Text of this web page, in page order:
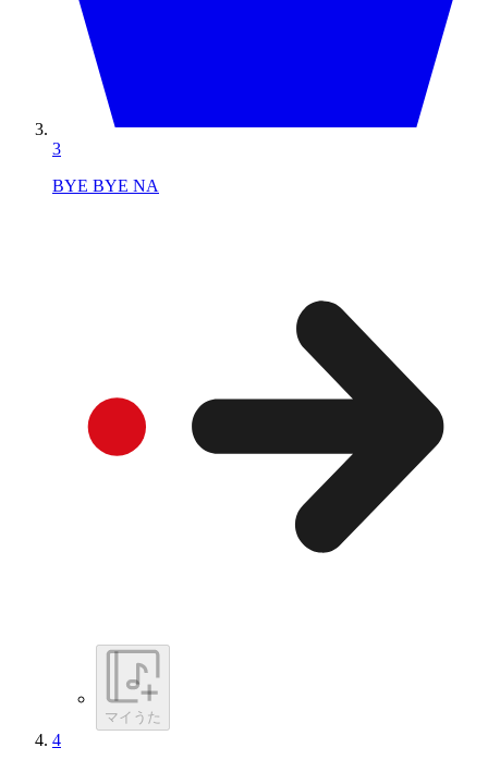
3
BYE BYE NA
マイうた
4